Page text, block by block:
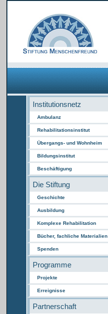
Institutionsnetz
Ambulanz
Rehabilitationsinstitut
Übergangs- und Wohnheim
Bildungsinstitut
Beschäftigung
Die Stiftung
Geschichte
Ausbildung
Komplexe Rehabilitation
Bücher, fachliche Materialien
Spenden
Programme
Projekte
Erreignisse
Partnerschaft